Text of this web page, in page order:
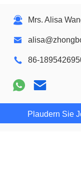
Mrs. Alisa
86-
Plaudern Sie